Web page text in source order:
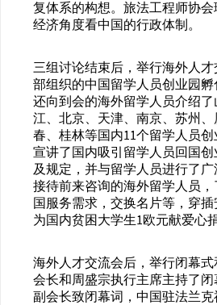
复体系的构想。旅法工程师协
经济角度看中国的行政体制。
三组讨论结束后，举行海外人
部组织的中国留学人员创业园
还向到会的海外留学人员介绍
江、北京、天津、南京、苏州
春、桂林等国内11个留学人员创
宣讲了国内吸引留学人员回国
及规定，并与留学人员进行了广
接待前来咨询的海外留学人员
国服务需求，交换名片等，穿
为国内贫困大学生1欧元献爱心
海外人才交流会后，举行闭幕式
会长和周盛宗执行主席主持了
副会长致闭幕词，中国驻法兰